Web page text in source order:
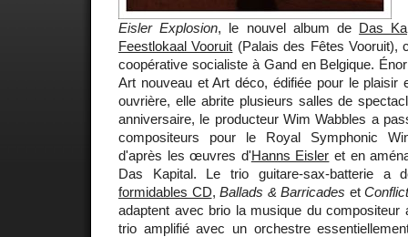
Eisler Explosion, le nouvel album de Das
Feestlokaal Vooruit (Palais des Fêtes Vooruit),
coopérative socialiste à Gand en Belgique.
Art nouveau et Art déco, édifiée pour le plaisir
ouvrière, elle abrite plusieurs salles de
anniversaire, le producteur Wim Wabbles a
compositeurs pour le Royal Symphonic
d'après les œuvres d'Hanns Eisler et en
Das Kapital. Le trio guitare-sax-batterie
formidables CD, Ballads & Barricades et
adaptent avec brio la musique du compositeur
trio amplifié avec un orchestre